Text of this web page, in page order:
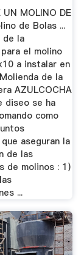
UN MOLINO DE
de Bolas ...
de la
el molino
a instalar en
de la
AZULCOCHA
diseo se ha
como
aseguran la
de las
de molinos : 1)
...